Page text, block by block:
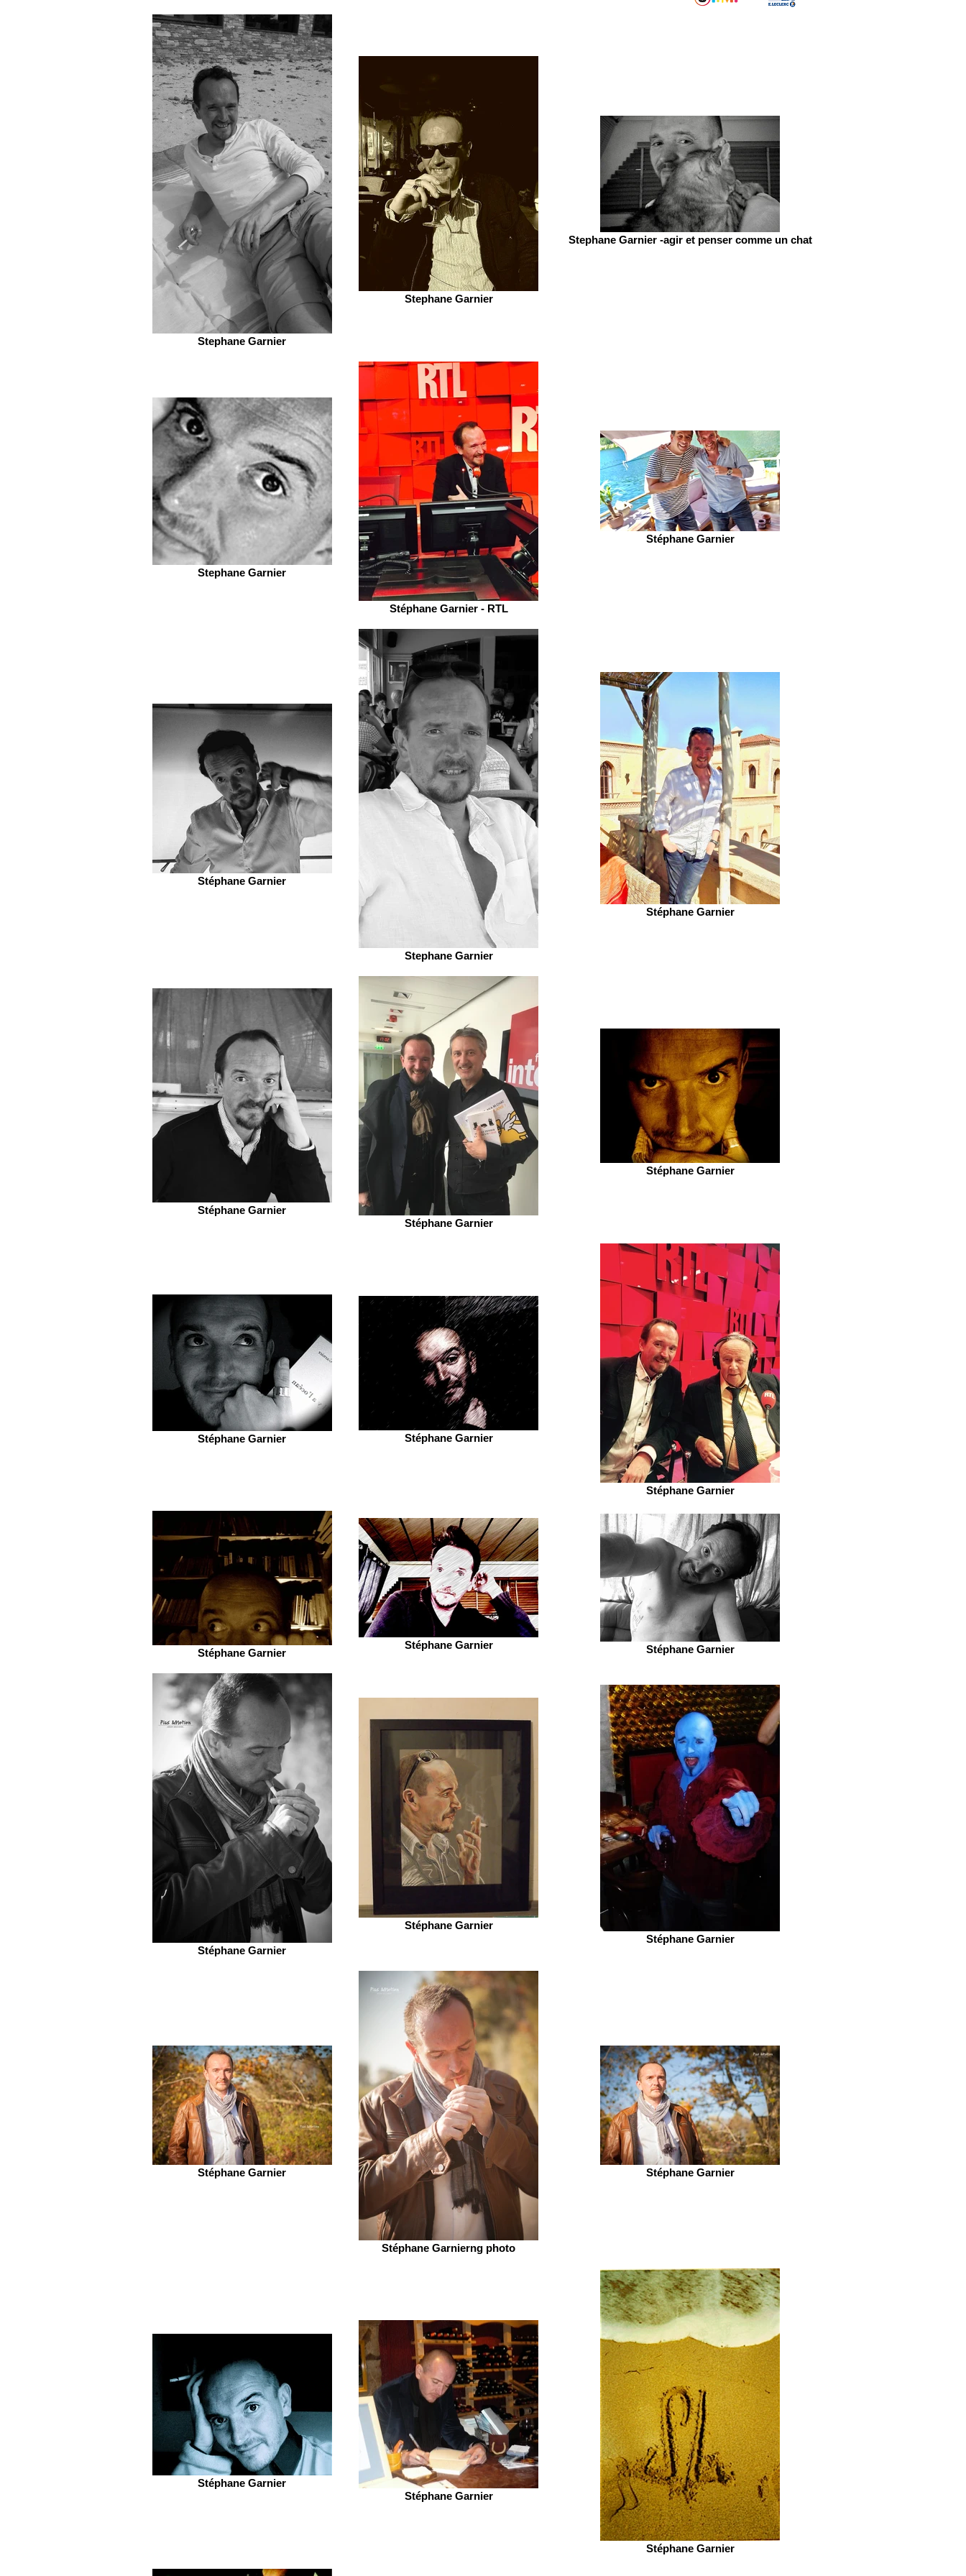
Stephane Garnier
Stephane Garnier
Stephane Garnier -agir et penser comme un chat
Stephane Garnier
Stéphane Garnier - RTL
Stéphane Garnier
Stéphane Garnier
Stephane Garnier
Stéphane Garnier
Stéphane Garnier
Stéphane Garnier
Stéphane Garnier
Stéphane Garnier Stéphane Garnier
Stéphane Garnier
Stéphane Garnier
Stéphane Garnier Stéphane Garnier
Stéphane Garnier
Stéphane Garnier
Stéphane Garnier
Stéphane Garnier
Stéphane Garnierng photo
Stéphane Garnier
Stéphane Garnier
Stéphane Garnier
Stéphane Garnier